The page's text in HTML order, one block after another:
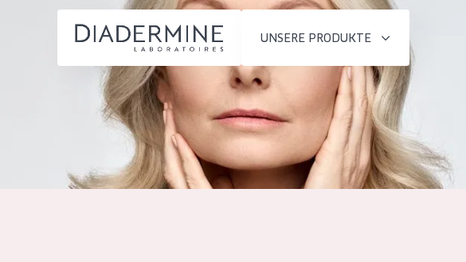
UNSERE PRODUKTE
PRODUKTTYP
Feuchtigkeit und
Ausstrahlung
PRODUKTTYP
Tagescreme
Nachtcreme
Lift+
inhaltsstoffe